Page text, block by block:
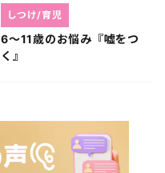
6～11歳のお悩み『嘘をつ
く』
しつけ/育児